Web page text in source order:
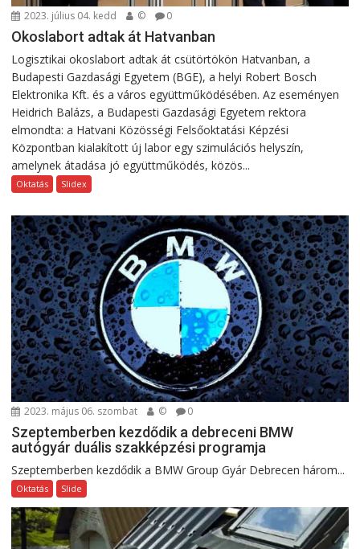
2023. július 04. kedd © 0
Okoslabort adtak át Hatvanban
Logisztikai okoslabort adtak át csütörtökön Hatvanban, a
Budapesti Gazdasági Egyetem (BGE), a helyi Robert Bosch
Elektronika Kft. és a város együttműködésében. Az eseményen
Heidrich Balázs, a Budapesti Gazdasági Egyetem rektora
elmondta: a Hatvani Közösségi Felsőoktatási Képzési
Központban kialakított új labor egy szimulációs helyszín,
amelynek átadása jó együttműködés, közös...
Oktatás Slidex
2023. május 06. szombat © 0
Szeptemberben kezdődik a debreceni BMW
autógyár duális szakképzési programja
Szeptemberben kezdődik a BMW Group Gyár Debrecen három...
Oktatás Slide